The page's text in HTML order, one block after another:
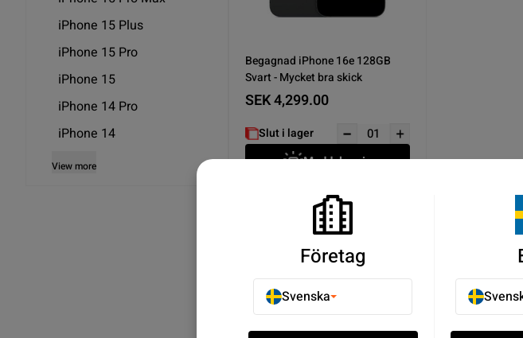
iPhone 15 Plus
iPhone 15 Pro
iPhone 15
iPhone 14 Pro
iPhone 14
View more
Begagnad iPhone 16e 128GB
Svart - Mycket bra skick
SEK 4,299.00
Slut i lager
Meddela mig
Upptäck iPhone 16e - Begagnad iPhone -
kundtjänst
Företag
Svenska